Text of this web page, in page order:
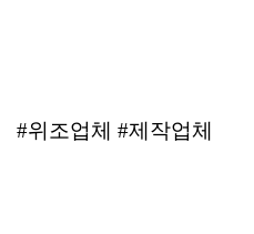
#위조업체 #제작업체